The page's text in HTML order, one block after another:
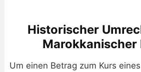
Historischer
Marokkanischer
Um einen Betrag zum Kurs